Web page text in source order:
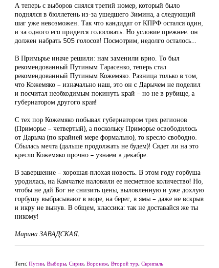
А теперь с выборов снялся третий номер, который было
поднялся в бюллетень из-за ушедшего Зимина, а следующий
шаг уже невозможен. Так что кандидат от КПРФ остался один,
и за одного его придется голосовать. Но условие прежнее: он
должен набрать 505 голосов! Посмотрим, недолго осталось…
В Примьрье иначе решили: нам заменили врио. То был
рекомендованный Путиным Тарасенко, теперь стал
рекомендованный Путиным Кожемяко. Разница только в том,
что Кожемяко – изначально наш, это он с Дарычем не поделил
и посчитал необходимым покинуть край – но не в рубище, а
губернатором другого края!
С тех пор Кожемяко побывал губернатором трех регионов
(Приморье – четвертый), а поскольку Приморье освободилось
от Дарыча (по крайней мере формально), то кресло свободно.
Сбылась мечта (дальше продолжать не будем)! Сядет ли на это
кресло Кожемяко прочно – узнаем в декабре.
В завершение – хорошая-плохая новость. В этом году горбуша
уродилась, на Камчатке наловили ее несметное количество! Но,
чтобы не дай Бог не снизить цены, выловленную и уже дохлую
горбушу выбрасывают в море, на берег, в ямы – даже не вскрыв
и икру не вынув. В общем, классика: так не доставайся же ты
никому!
Марина ЗАВАДСКАЯ.
Теги: Путин, Выборы, Сирия, Воронеж, Второй тур, Скрипаль